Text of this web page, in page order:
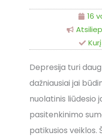
16
Depresija turi
dažniausiai jai
nuolatinis liūdesio
pasitenkinimo
patikusios veiklos.